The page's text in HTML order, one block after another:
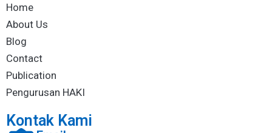
Home
About Us
Blog
Contact
Publication
Pengurusan HAKI
Kontak Kami